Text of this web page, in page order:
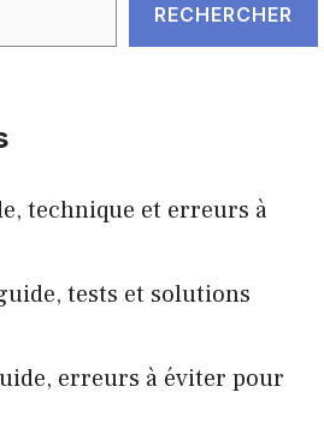
RECHERCHER
technique et erreurs à
tests et solutions
erreurs à éviter pour